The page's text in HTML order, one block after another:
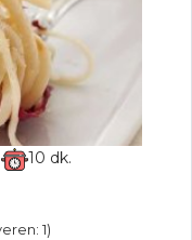
10 dk.
1)